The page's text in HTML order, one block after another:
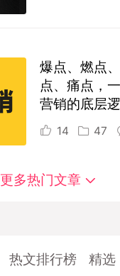
爆点、燃点
点、痛点，
营销的底层
14 47
更多热门文章
热文排行榜 精选